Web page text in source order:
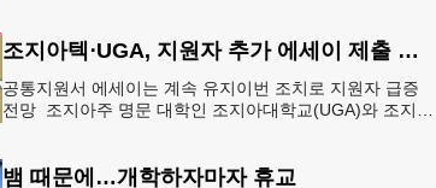
조지아텍⋅UGA, 지원자 추가 에세이 제출 폐지
공통지원서 에세이는 계속 유지이번 조치로 지원자 급증
전망 조지아주 명문 대학인 조지아대학교(UGA)와 조지아
뱀 때문에…개학하자마자 휴교